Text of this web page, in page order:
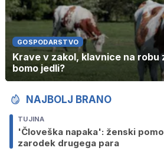
GOSPODARSTVO
Krave v zakol, klavnice na robu
bomo jedli?
NAJBOLJ BRANO
TUJINA
'Človeška napaka': ženski
zarodek drugega para